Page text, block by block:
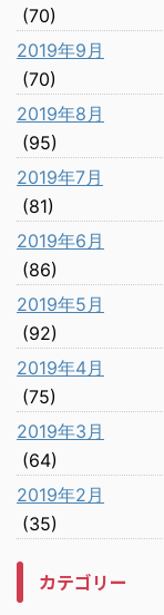
(70)
2019年9月
(70)
2019年8月
(95)
2019年7月
(81)
2019年6月
(86)
2019年5月
(92)
2019年4月
(75)
2019年3月
(64)
2019年2月
(35)
カテゴリー